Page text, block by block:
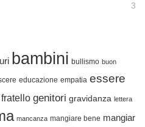
3
bambini bullismo buon
educazione empatia essere
fratello genitori gravidanza lettera
mancanza mangiare bene mangiar